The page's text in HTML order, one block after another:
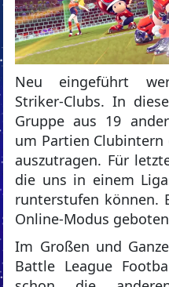
Neu eingeführt
Striker-Clubs. In
Gruppe aus 19
um Partien Clubintern
auszutragen. Für
die uns in einem
runterstufen können.
Online-Modus
Im Großen und
Battle League